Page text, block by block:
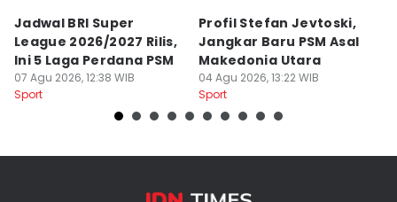
Jadwal BRI Super
League 2026/2027 Rilis,
Ini 5 Laga Perdana PSM
07 Agu 2026, 12:38 WIB
Sport
Profil Stefan Jevtoski,
Jangkar Baru PSM Asal
Makedonia Utara
04 Agu 2026, 13:22 WIB
Sport